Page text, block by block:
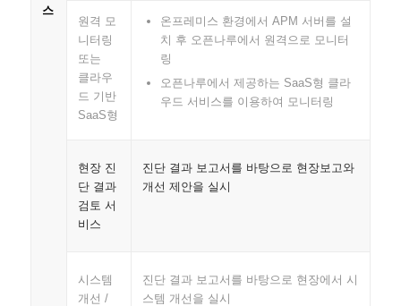
스
원격 모
니터링
또는
클라우
드 기반
SaaS형
온프레미스 환경에서 APM 서버를 설
치 후 오픈나루에서 원격으로 모니터
링
오픈나루에서 제공하는 SaaS형 클라
우드 서비스를 이용하여 모니터링
현장 진
단 결과
검토 서
비스
진단 결과 보고서를 바탕으로 현장보고와
개선 제안을 실시
시스템
개선 /
진단 결과 보고서를 바탕으로 현장에서 시
스템 개선을 실시